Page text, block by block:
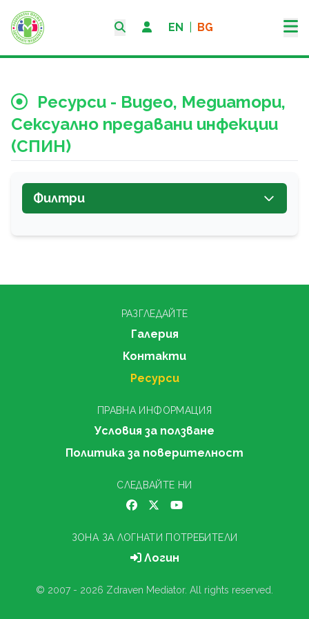
EN BG
Ресурси - Видео, Медиатори,
Сексуално предавани инфекции
(СПИН)
Филтри
РАЗГЛЕДАЙТЕ
Галерия
Контакти
Ресурси
ПРАВНА ИНФОРМАЦИЯ
Условия за ползване
Политика за поверителност
СЛЕДВАЙТЕ НИ
ЗОНА ЗА ЛОГНАТИ ПОТРЕБИТЕЛИ
Логин
© 2007 - 2026 Zdraven Mediator. All rights reserved.